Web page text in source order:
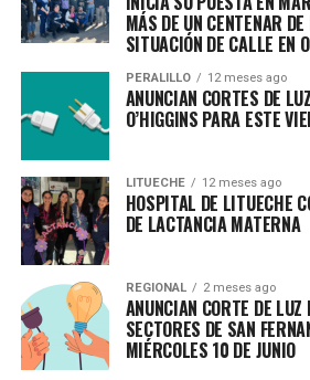
MÁS DE UN CENTENAR
SITUACIÓN DE CALLE EN
PERALILLO 12 meses ago
ANUNCIAN CORTES DE
O’HIGGINS PARA ESTE
LITUECHE 12 meses ago
HOSPITAL DE LITUECHE
DE LACTANCIA MATERNA
REGIONAL 2 meses ago
ANUNCIAN CORTE DE
SECTORES DE SAN
MIÉRCOLES 10 DE JUNIO